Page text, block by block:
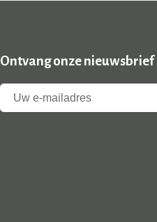
Ontvang onze nieuwsbrief